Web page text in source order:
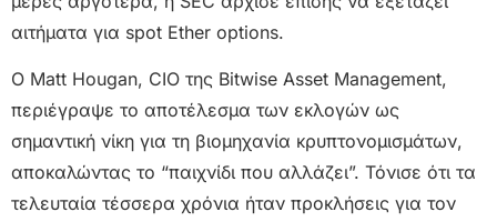
αιτήματα για spot Ether options.
Ο Matt Hougan, CIO της Bitwise Asset Management,
περιέγραψε το αποτέλεσμα των εκλογών ως
σημαντική νίκη για τη βιομηχανία κρυπτονομισμάτων,
αποκαλώντας το “παιχνίδι που αλλάζει”. Τόνισε ότι τα
τελευταία τέσσερα χρόνια ήταν προκλήσεις για τον